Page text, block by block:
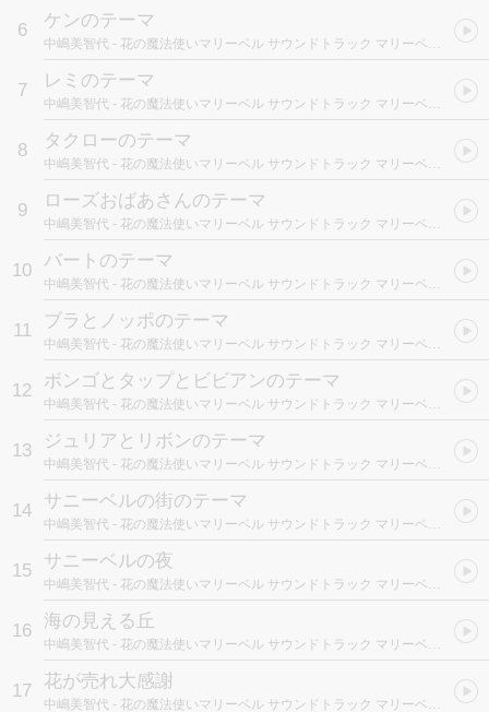
6 ケンのテーマ
中嶋美智代 - 花の魔法使いマリーベル サウンドトラック マリーベルと歌おう!
7 レミのテーマ
中嶋美智代 - 花の魔法使いマリーベル サウンドトラック マリーベルと歌おう!
8 タクローのテーマ
中嶋美智代 - 花の魔法使いマリーベル サウンドトラック マリーベルと歌おう!
9 ローズおばあさんのテーマ
中嶋美智代 - 花の魔法使いマリーベル サウンドトラック マリーベルと歌おう!
10 バートのテーマ
中嶋美智代 - 花の魔法使いマリーベル サウンドトラック マリーベルと歌おう!
11 ブラとノッポのテーマ
中嶋美智代 - 花の魔法使いマリーベル サウンドトラック マリーベルと歌おう!
12 ボンゴとタップとビビアンのテーマ
中嶋美智代 - 花の魔法使いマリーベル サウンドトラック マリーベルと歌おう!
13 ジュリアとリボンのテーマ
中嶋美智代 - 花の魔法使いマリーベル サウンドトラック マリーベルと歌おう!
14 サニーベルの街のテーマ
中嶋美智代 - 花の魔法使いマリーベル サウンドトラック マリーベルと歌おう!
15 サニーベルの夜
中嶋美智代 - 花の魔法使いマリーベル サウンドトラック マリーベルと歌おう!
16 海の見える丘
中嶋美智代 - 花の魔法使いマリーベル サウンドトラック マリーベルと歌おう!
17 花が売れ大感謝
中嶋美智代 - 花の魔法使いマリーベル サウンドトラック マリーベルと歌おう!